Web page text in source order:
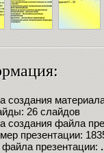
создания
26 слайдов
создания файла
презентации:
файла презентации: